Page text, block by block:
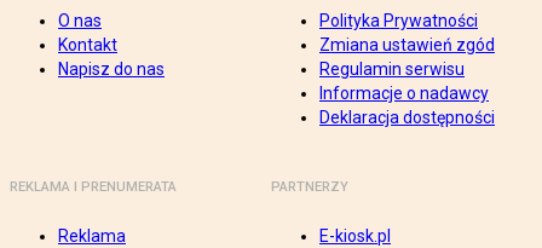
O nas
Kontakt
Napisz do nas
Polityka Prywatności
Zmiana ustawień zgód
Regulamin serwisu
Informacje o nadawcy
Deklaracja dostępności
REKLAMA I PRENUMERATA
Reklama
PARTNERZY
E-kiosk.pl